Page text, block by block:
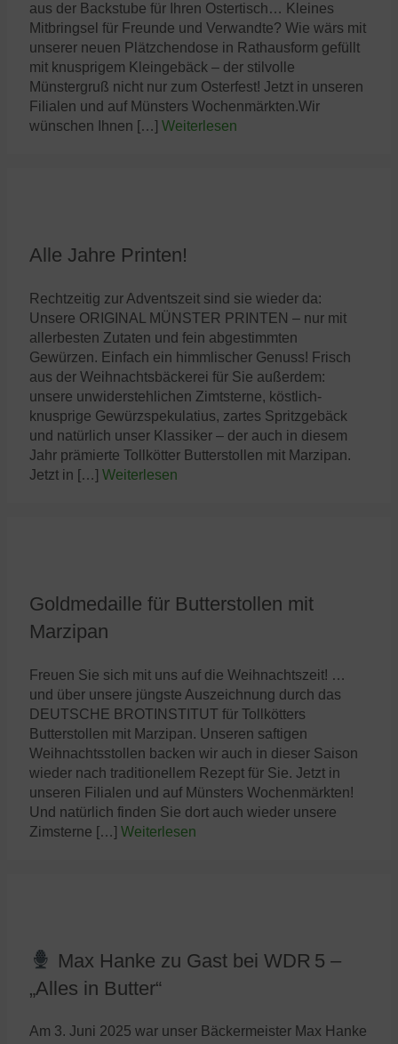
aus der Backstube für Ihren Ostertisch… Kleines
Mitbringsel für Freunde und Verwandte? Wie wärs mit
unserer neuen Plätzchendose in Rathausform gefüllt
mit knusprigem Kleingebäck – der stilvolle
Münstergruß nicht nur zum Osterfest! Jetzt in unseren
Filialen und auf Münsters Wochenmärkten.Wir
wünschen Ihnen […] Weiterlesen
Alle Jahre Printen!
Rechtzeitig zur Adventszeit sind sie wieder da:
Unsere ORIGINAL MÜNSTER PRINTEN – nur mit
allerbesten Zutaten und fein abgestimmten
Gewürzen. Einfach ein himmlischer Genuss! Frisch
aus der Weihnachtsbäckerei für Sie außerdem:
unsere unwiderstehlichen Zimtsterne, köstlich-
knusprige Gewürzspekulatius, zartes Spritzgebäck
und natürlich unser Klassiker – der auch in diesem
Jahr prämierte Tollkötter Butterstollen mit Marzipan.
Jetzt in […] Weiterlesen
Goldmedaille für Butterstollen mit
Marzipan
Freuen Sie sich mit uns auf die Weihnachtszeit! …
und über unsere jüngste Auszeichnung durch das
DEUTSCHE BROTINSTITUT für Tollkötters
Butterstollen mit Marzipan. Unseren saftigen
Weihnachtsstollen backen wir auch in dieser Saison
wieder nach traditionellem Rezept für Sie. Jetzt in
unseren Filialen und auf Münsters Wochenmärkten!
Und natürlich finden Sie dort auch wieder unsere
Zimsterne […] Weiterlesen
Max Hanke zu Gast bei WDR 5 –
„Alles in Butter“
Am 3. Juni 2025 war unser Bäckermeister Max Hanke